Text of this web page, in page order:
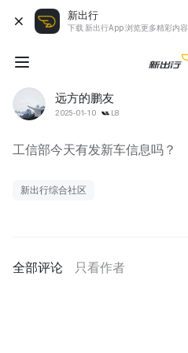
新出行
下载 新出行App 浏览更多精彩内容
远方的鹏友
2025-01-10 L8
工信部今天有发新车信息吗？
新出行综合社区
全部评论 只看作者